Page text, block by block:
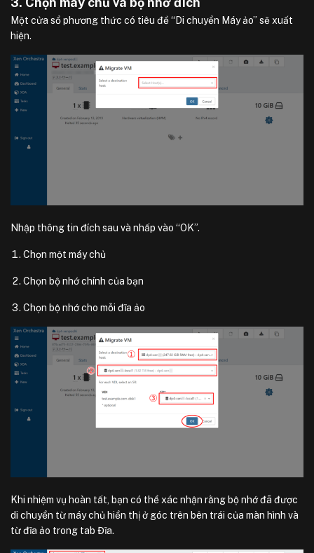
Một cửa sổ phương thức có tiêu đề “Di chuyển Máy ảo” sẽ xuất
hiện.
Nhập thông tin đích sau và nhấp vào “OK”.
Chọn một máy chủ
Chọn bộ nhớ chính của bạn
Chọn bộ nhớ cho mỗi đĩa ảo
Khi nhiệm vụ hoàn tất, bạn có thể xác nhận rằng bộ nhớ đã được
di chuyển từ máy chủ hiển thị ở góc trên bên trái của màn hình và
từ đĩa ảo trong tab Đĩa.